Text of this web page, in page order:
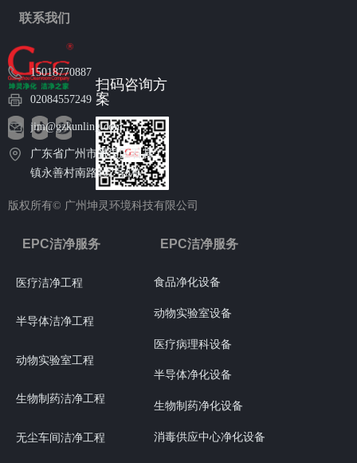
版权所有© 广州坤灵环境科技有限公司
扫码咨询方
案
EPC洁净服务
医疗洁净工程
半导体洁净工程
动物实验室工程
生物制药洁净工程
无尘车间洁净工程
食品净化设备
动物实验室设备
医疗病理科设备
半导体净化设备
生物制药净化设备
消毒供应中心净化设备
EPC洁净服务
15018770887
02084557249
jim@gzkunling.com
广东省广州市番禺区石碁
镇永善村南路102号6栋
联系我们